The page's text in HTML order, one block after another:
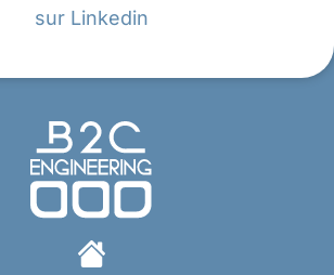
sur Linkedin